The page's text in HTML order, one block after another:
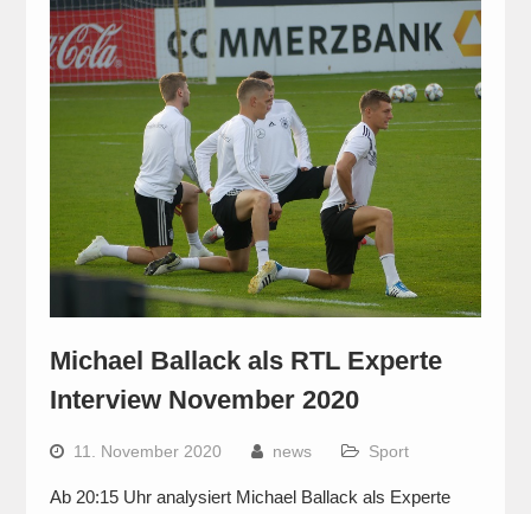
Michael Ballack als RTL Experte
Interview November 2020
11. November 2020 news Sport
Ab 20:15 Uhr analysiert Michael Ballack als Experte